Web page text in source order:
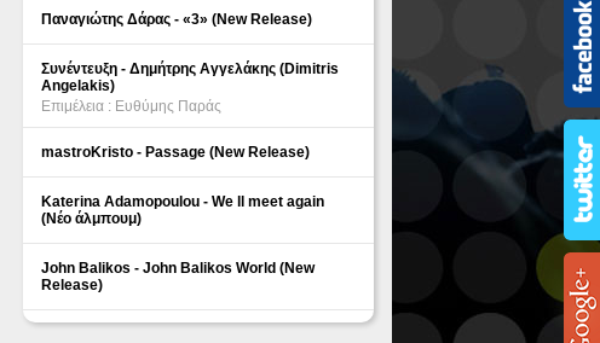
Παναγιώτης Δάρας - «3» (New Release)
Συνέντευξη - Δημήτρης Αγγελάκης (Dimitris
Angelakis)
Επιμέλεια : Ευθύμης Παράς
mastroKristo - Passage (New Release)
Katerina Adamopoulou - We ll meet again
(Νέο άλμπουμ)
John Balikos - John Balikos World (New
Release)